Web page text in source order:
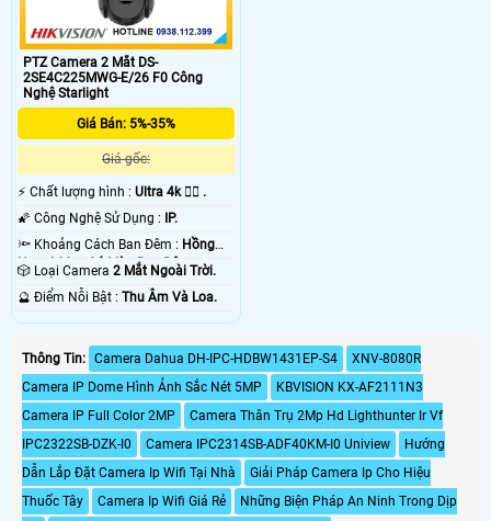
PTZ Camera 2 Mắt DS-
2SE4C225MWG-E/26 F0 Công
Nghệ Starlight
Giá Bán: 5%-35%
Giá gốc:
️⚡ Chất lượng hình : Ultra 4k 👍🏾 .
🌠 Công Nghệ Sử Dụng :
IP.
🔦 Khoảng Cách Ban Đêm : Hồng
Ngoại 30m Có Màu Ban Ðêm.
🎲 Loại Camera 2 Mắt Ngoài Trời.
️🔮 Điểm Nỗi Bật : Thu Âm Và Loa.
Thông Tin: Camera Dahua DH-IPC-HDBW1431EP-S4
XNV-8080R
Camera IP Dome Hình Ảnh Sắc Nét 5MP
KBVISION KX-AF2111N3
Camera IP Full Color 2MP
Camera Thân Trụ 2Mp Hd Lighthunter Ir Vf
IPC2322SB-DZK-I0
Camera IPC2314SB-ADF40KM-I0 Uniview
Hướng
Dẫn Lắp Đặt Camera Ip Wifi Tại Nhà
Giải Pháp Camera Ip Cho Hiệu
Thuốc Tây
Camera Ip Wifi Giá Rẻ
Những Biện Pháp An Ninh Trong Dịp